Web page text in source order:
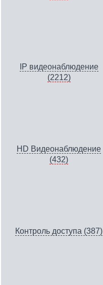
IP видеонаблюдение
(2212)
HD Видеонаблюдение
(432)
Контроль доступа (387)